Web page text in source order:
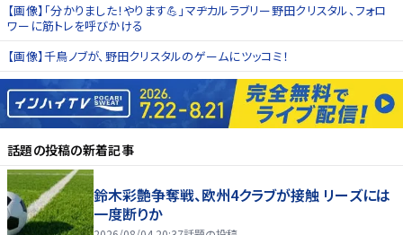
【画像】「分かりました！やります💪」マヂカルラブリー野田クリスタル、フォロ
ワーに筋トレを呼びかける
【画像】千鳥ノブが、野田クリスタルのゲームにツッコミ！
話題の投稿の新着記事
鈴木彩艶争奪戦、欧州4クラブが接触 リーズには
一度断りか